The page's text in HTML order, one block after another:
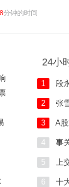
8分钟的时间
24小
1 段
2 张
3 A股
4 事
5 上
6 十